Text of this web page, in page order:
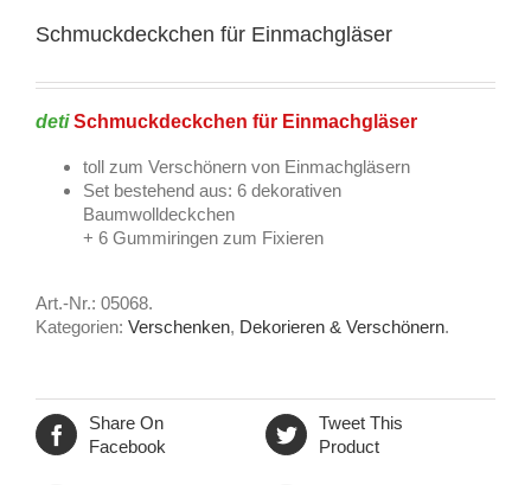
Schmuckdeckchen für Einmachgläser
deti Schmuckdeckchen für Einmachgläser
toll zum Verschönern von Einmachgläsern
Set bestehend aus: 6 dekorativen
Baumwolldeckchen
+ 6 Gummiringen zum Fixieren
Art.-Nr.: 05068.
Kategorien: Verschenken, Dekorieren & Verschönern.
Share On
Facebook
Tweet This
Product